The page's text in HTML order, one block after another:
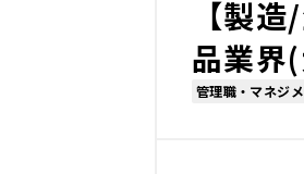
【製
品業界
管理職・マネジ